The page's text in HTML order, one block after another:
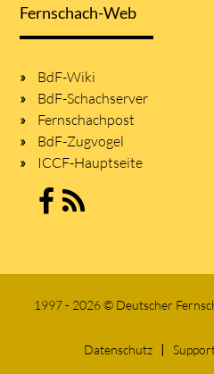
Fernschach-Web
BdF-Wiki
BdF-Schachserver
Fernschachpost
BdF-Zugvogel
ICCF-Hauptseite
1997 - 2026 © Deutscher
Datenschutz